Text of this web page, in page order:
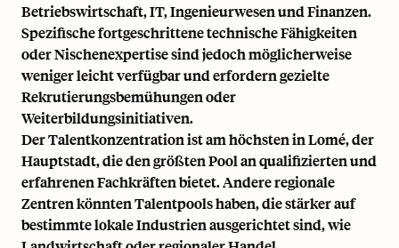
Betriebswirtschaft, IT, Ingenieurwesen und Finanzen.
Spezifische fortgeschrittene technische Fähigkeiten
oder Nischenexpertise sind jedoch möglicherweise
weniger leicht verfügbar und erfordern gezielte
Rekrutierungsbemühungen oder
Weiterbildungsinitiativen.
Der Talentkonzentration ist am höchsten in Lomé, der
Hauptstadt, die den größten Pool an qualifizierten und
erfahrenen Fachkräften bietet. Andere regionale
Zentren könnten Talentpools haben, die stärker auf
bestimmte lokale Industrien ausgerichtet sind, wie